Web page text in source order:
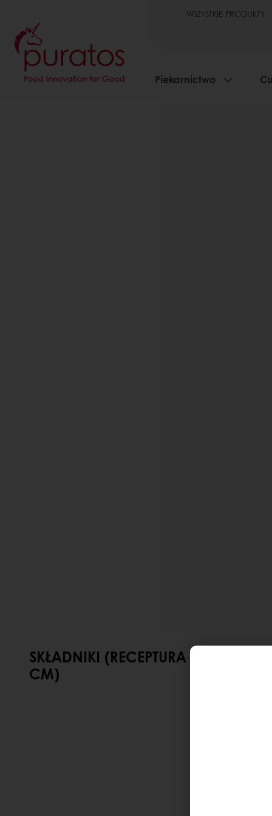
WSZYSTKIE PRODUKTY
Piekarnictwo
SKŁADNIKI (RECEPTURA NA 1
CM)